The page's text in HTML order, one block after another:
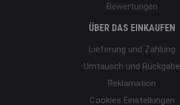
Bewertungen
ÜBER DAS EINKAUFEN
Lieferung und Zahlung
Umtausch und Rückgabe
Reklamation
Cookies Einstellungen